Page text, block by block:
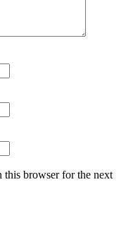
this browser for the next